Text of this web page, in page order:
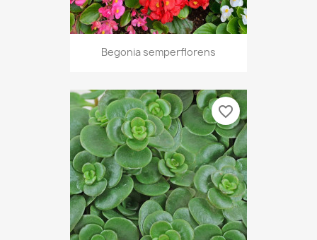
Begonia semperflorens
favorite_border